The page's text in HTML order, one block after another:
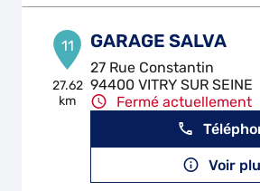
11
27.62
km
GARAGE SALVA
27 Rue Constantin
94400 VITRY SUR SEINE
Fermé actuellement
Voir